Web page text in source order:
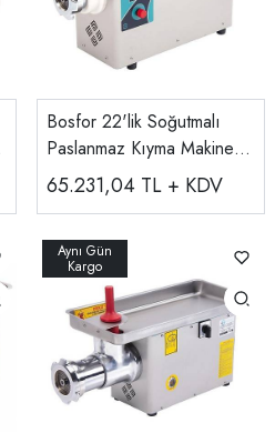
Bosfor 22'lik Soğutmalı
Paslanmaz Kıyma Makinesi
UKMS-22
65.231,04 TL + KDV